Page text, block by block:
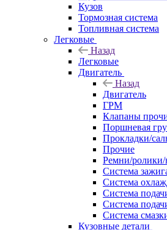
Кузов
Тормозная система
Топливная система
Легковые
Назад
Легковые
Двигатель
Назад
Двигатель
ГРМ
Клапаны
Поршневая
Прокладки/
Прочие
Ремни/ролики/
Система
Система
Система
Система
Система
Кузовные детали